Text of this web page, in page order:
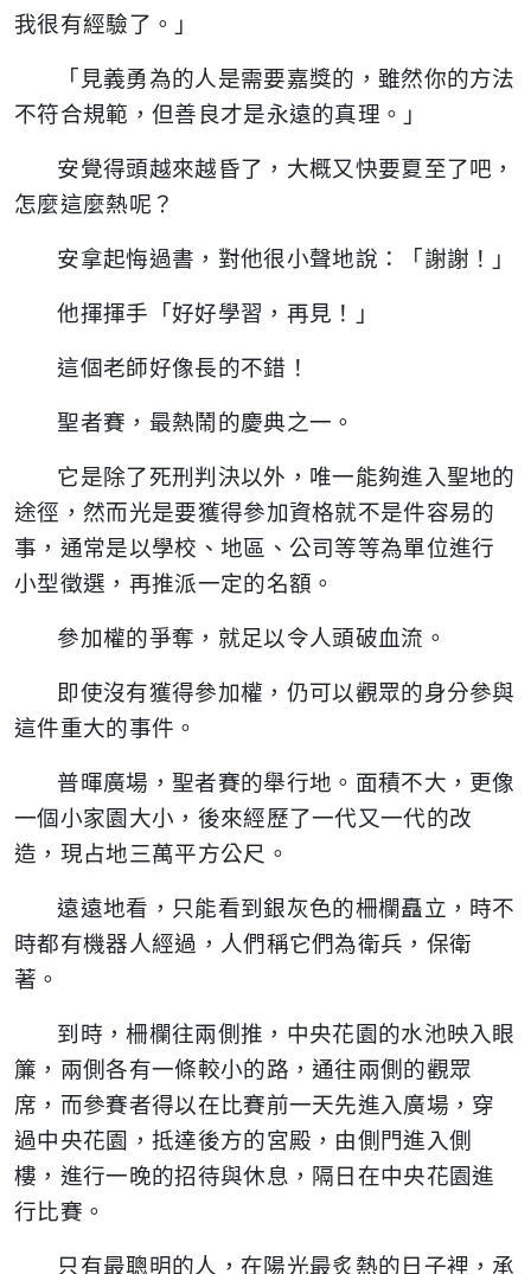
我很有經驗了。」
「見義勇為的人是需要嘉獎的，雖然你的方法
不符合規範，但善良才是永遠的真理。」
安覺得頭越來越昏了，大概又快要夏至了吧，
怎麼這麼熱呢？
安拿起悔過書，對他很小聲地說：「謝謝！」
他揮揮手「好好學習，再見！」
這個老師好像長的不錯！
聖者賽，最熱鬧的慶典之一。
它是除了死刑判決以外，唯一能夠進入聖地的
途徑，然而光是要獲得參加資格就不是件容易的
事，通常是以學校、地區、公司等等為單位進行
小型徵選，再推派一定的名額。
參加權的爭奪，就足以令人頭破血流。
即使沒有獲得參加權，仍可以觀眾的身分參與
這件重大的事件。
普暉廣場，聖者賽的舉行地。面積不大，更像
一個小家園大小，後來經歷了一代又一代的改
造，現占地三萬平方公尺。
遠遠地看，只能看到銀灰色的柵欄矗立，時不
時都有機器人經過，人們稱它們為衛兵，保衛
著。
到時，柵欄往兩側推，中央花園的水池映入眼
簾，兩側各有一條較小的路，通往兩側的觀眾
席，而參賽者得以在比賽前一天先進入廣場，穿
過中央花園，抵達後方的宮殿，由側門進入側
樓，進行一晚的招待與休息，隔日在中央花園進
行比賽。
只有最聰明的人，在陽光最炙熱的日子裡，承